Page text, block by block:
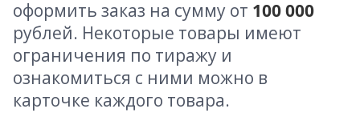
оформить заказ на сумму от 100 000
рублей. Некоторые товары имеют
ограничения по тиражу и
ознакомиться с ними можно в
карточке каждого товара.